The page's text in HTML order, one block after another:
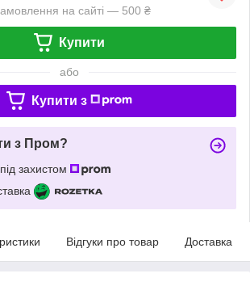
на сайті — 500 ₴
Купити
або
Купити з
з Пром?
захистом
Відгуки про товар Доставка